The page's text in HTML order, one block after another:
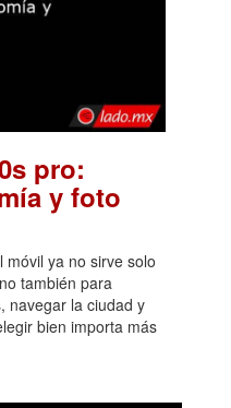
pro:
y foto
móvil ya no sirve solo
también para
navegar la ciudad y
bien importa más